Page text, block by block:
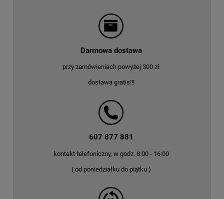
Darmowa dostawa
przy zamówieniach powyżej 300 zł
dostawa gratis!!!
607 877 881
kontakt telefoniczny, w godz. 8:00 - 16:00
( od poniedziałku do piątku )